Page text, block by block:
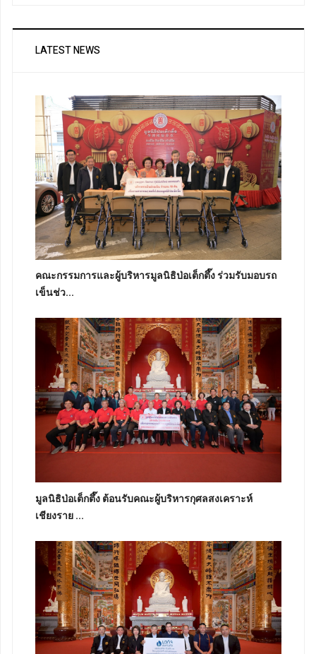
LATEST NEWS
คณะกรรมการและผู้บริหารมูลนิธิป่อเต็กตึ๊ง ร่วมรับมอบรถ
เข็นช่ว...
มูลนิธิป่อเต็กตึ๊ง ต้อนรับคณะผู้บริหารกุศลสงเคราะห์
เชียงราย ...